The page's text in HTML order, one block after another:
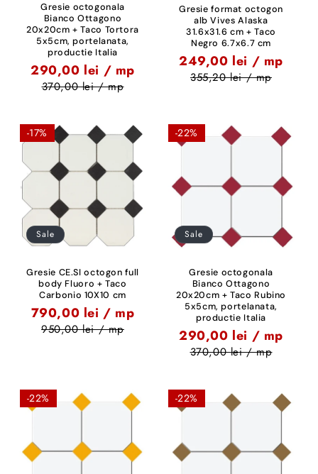
Gresie octogonala
Bianco Ottagono
20x20cm + Taco Tortora
5x5cm, portelanata,
productie Italia
290,00 lei / mp
370,00 lei / mp
Gresie format octogon
alb Vives Alaska
31.6x31.6 cm + Taco
Negro 6.7x6.7 cm
249,00 lei / mp
355,20 lei / mp
-17%
Sale
Gresie CE.SI octogon full
body Fluoro + Taco
Carbonio 10X10 cm
790,00 lei / mp
950,00 lei / mp
-22%
Sale
Gresie octogonala
Bianco Ottagono
20x20cm + Taco Rubino
5x5cm, portelanata,
productie Italia
290,00 lei / mp
370,00 lei / mp
-22% -22%